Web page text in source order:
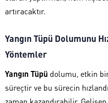
artıracaktır.
Yangın Tüpü Dolumunu
Yöntemler
Yangın Tüpü dolumu, etkin
süreçtir ve bu sürecin